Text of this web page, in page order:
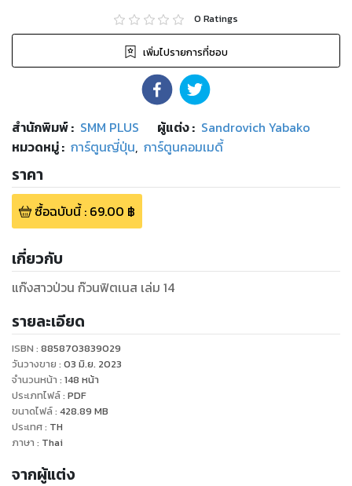
0 Ratings
เพิ่มไปรายการที่ชอบ
สำนักพิมพ์: SMM PLUS ผู้แต่ง : Sandrovich Yabako
หมวดหมู่: การ์ตูนญี่ปุ่น, การ์ตูนคอมเมดี้
ราคา
ซื้อฉบับนี้: 69.00 ฿
เกี่ยวกับ
แก๊งสาวป่วน ก๊วนฟิตเนส เล่ม 14
รายละเอียด
ISBN : 8858703839029
วันวางขาย : 03 มิ.ย. 2023
จำนวนหน้า : 148 หน้า
ประเภทไฟล์: PDF
ขนาดไฟล์: 428.89 MB
ประเทศ: TH
ภาษา : Thai
จากผู้แต่ง